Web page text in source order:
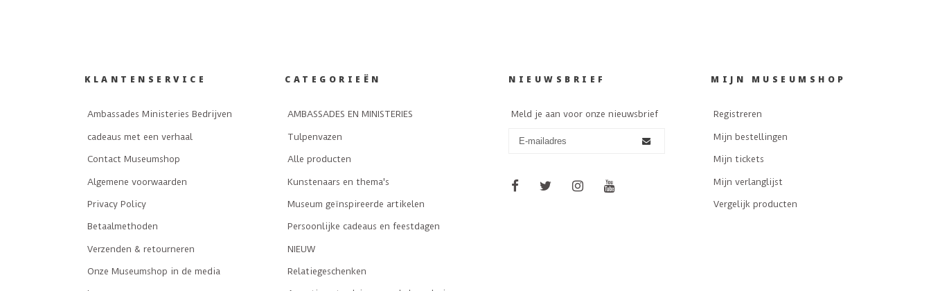
KLANTENSERVICE
Ambassades Ministeries Bedrijven
cadeaus met een verhaal
Contact Museumshop
Algemene voorwaarden
Privacy Policy
Betaalmethoden
Verzenden & retourneren
Onze Museumshop in de media
CATEGORIEËN
AMBASSADES EN MINISTERIES
Tulpenvazen
Alle producten
Kunstenaars en thema's
Museum geïnspireerde artikelen
Persoonlijke cadeaus en feestdagen
NIEUW
Relatiegeschenken
NIEUWSBRIEF
Meld je aan voor onze nieuwsbrief
MIJN MUSEUMSHOP
Registreren
Mijn bestellingen
Mijn tickets
Mijn verlanglijst
Vergelijk producten